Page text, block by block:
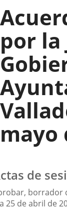
por la
mayo
de
borrador
25 de abril de